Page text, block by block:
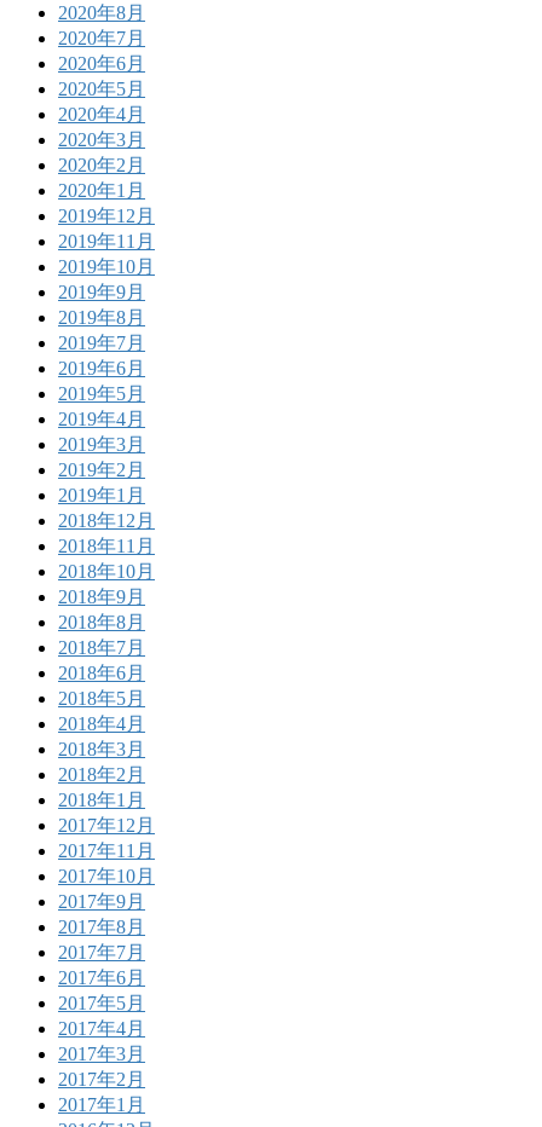
2020年8月
2020年7月
2020年6月
2020年5月
2020年4月
2020年3月
2020年2月
2020年1月
2019年12月
2019年11月
2019年10月
2019年9月
2019年8月
2019年7月
2019年6月
2019年5月
2019年4月
2019年3月
2019年2月
2019年1月
2018年12月
2018年11月
2018年10月
2018年9月
2018年8月
2018年7月
2018年6月
2018年5月
2018年4月
2018年3月
2018年2月
2018年1月
2017年12月
2017年11月
2017年10月
2017年9月
2017年8月
2017年7月
2017年6月
2017年5月
2017年4月
2017年3月
2017年2月
2017年1月